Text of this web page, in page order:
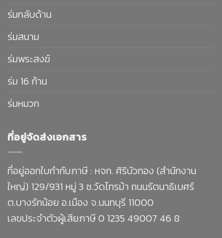
ร่มกลับด้าน
ร่มสนาม
ร่มพระสงฆ์
ร่ม 16 ก้าน
ร่มหมวก
ที่อยู่จัดส่งเอกสาร
ที่อยู่ออกใบกำกับภาษี : หจก. ศิริบัวทอง (สำนักงาน
ใหญ่) 129/931 หมู่ 3 ซ.วัดไทรม้า ถนนรัตนาธิเบศร์
ต.บางรักน้อย อ.เมือง จ.นนทบุรี 11000
เลขประจำตัวผู้เสียภาษี 0 1235 49007 46 8